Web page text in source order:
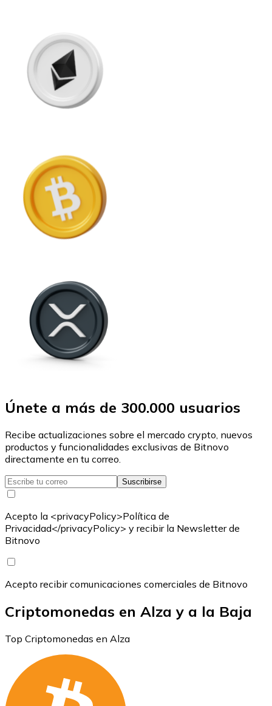
Únete a más de 300.000 usuarios
Recibe actualizaciones sobre el mercado crypto, nuevos
productos y funcionalidades exclusivas de Bitnovo
directamente en tu correo.
Suscribirse
Acepto la <privacyPolicy>Política de
Privacidad</privacyPolicy> y recibir la Newsletter de
Bitnovo
Acepto recibir comunicaciones comerciales de Bitnovo
Criptomonedas en Alza y a la Baja
Top Criptomonedas en Alza